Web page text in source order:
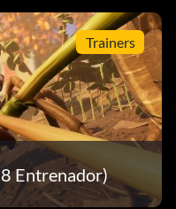
Trainers
Entrenador)